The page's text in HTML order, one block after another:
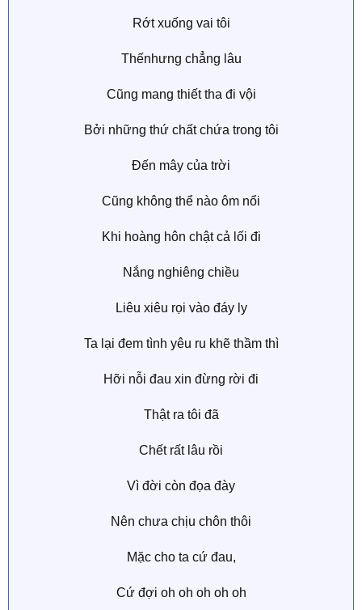
Rớt xuống vai tôi
Thếnhưng chẳng lâu
Cũng mang thiết tha đi vội
Bởi những thứ chất chứa trong tôi
Đến mây của trời
Cũng không thể nào ôm nổi
Khi hoàng hôn chật cả lối đi
Nắng nghiêng chiều
Liêu xiêu rọi vào đáy ly
Ta lại đem tình yêu ru khẽ thầm thì
Hỡi nỗi đau xin đừng rời đi
Thật ra tôi đã
Chết rất lâu rồi
Vì đời còn đọa đày
Nên chưa chịu chôn thôi
Mặc cho ta cứ đau,
Cứ đợi oh oh oh oh oh